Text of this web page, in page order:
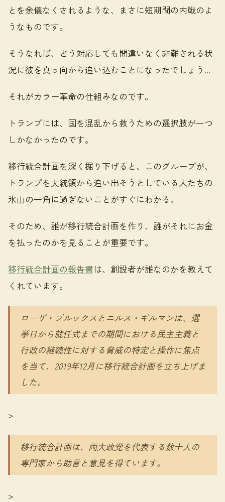
とを余儀なくされるような、まさに短期間の内戦のよ
うなものです。
そうなれば、どう対応しても間違いなく非難される状
況に彼を真っ向から追い込むことになったでしょう...
それがカラー革命の仕組みなのです。
トランプには、国を混乱から救うための選択肢が一つ
しかなかったのです。
移行統合計画を深く掘り下げると、このグループが、
トランプを大統領から追い出そうとしている人たちの
氷山の一角に過ぎないことがすぐにわかる。
そのため、誰が移行統合計画を作り、誰がそれにお金
を払ったのかを見ることが重要です。
移行統合計画の報告書は、創設者が誰なのかを教えて
くれています。
ローザ・ブルックスとニルス・ギルマンは、選
挙日から就任式までの期間における民主主義と
行政の継続性に対する脅威の特定と操作に焦点
を当て、2019年12月に移行統合計画を立ち上げま
した。
>
移行統合計画は、両大政党を代表する数十人の
専門家から助言と意見を得ています。
>